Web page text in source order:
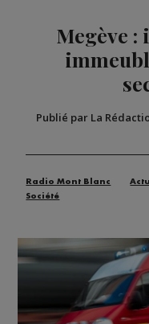
Megève :
Publié par La
Radio Mont Blanc
Société